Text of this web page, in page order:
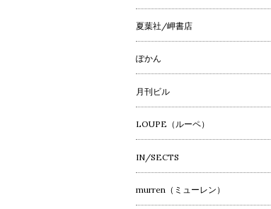
夏葉社/岬書店
ぽかん
月刊ビル
LOUPE（ルーペ）
IN/SECTS
murren（ミューレン）